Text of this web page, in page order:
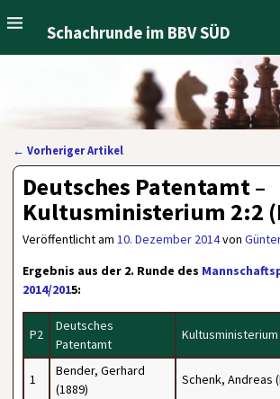
Schachrunde im BBV SÜD
Artikelnavigation
← Vorheriger Artikel
Deutsches Patentamt –
Kultusministerium 2:2
Veröffentlicht am10. Dezember 2014von
Ergebnis aus der 2. Runde des
2014/2015:
P2
Deutsches
Patentamt
Kultusministerium
1
Bender, Gerhard
(1889)
Schenk, Andreas